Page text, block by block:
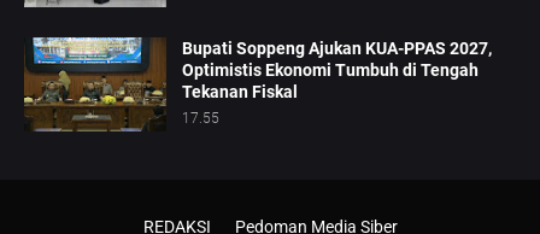
Bupati Soppeng Ajukan KUA-PPAS 2027,
Optimistis Ekonomi Tumbuh di Tengah
Tekanan Fiskal
17.55
REDAKSI Pedoman Media Siber